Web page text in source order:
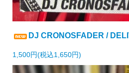
DJ CRONOSFADER /
1,500円(税込1,650円)